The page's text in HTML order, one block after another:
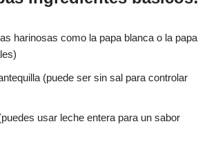
harinosas como la papa blanca o la papa
(puede ser sin sal para controlar
usar leche entera para un sabor